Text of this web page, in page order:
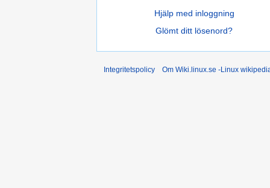
Hjälp med inloggning
Glömt ditt lösenord?
Integritetspolicy Om Wiki.linux.se -Linux